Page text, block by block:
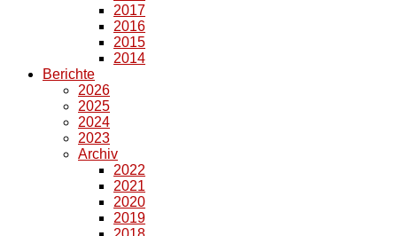
2017
2016
2015
2014
Berichte
2026
2025
2024
2023
Archiv
2022
2021
2020
2019